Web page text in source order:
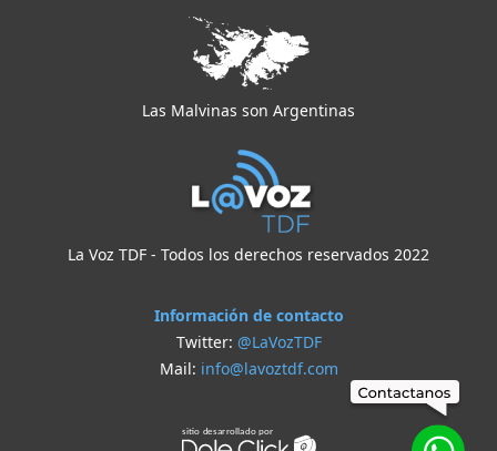
Las Malvinas son Argentinas
La Voz TDF - Todos los derechos reservados 2022
Información de contacto
Twitter: @LaVozTDF
Mail: info@lavoztdf.com